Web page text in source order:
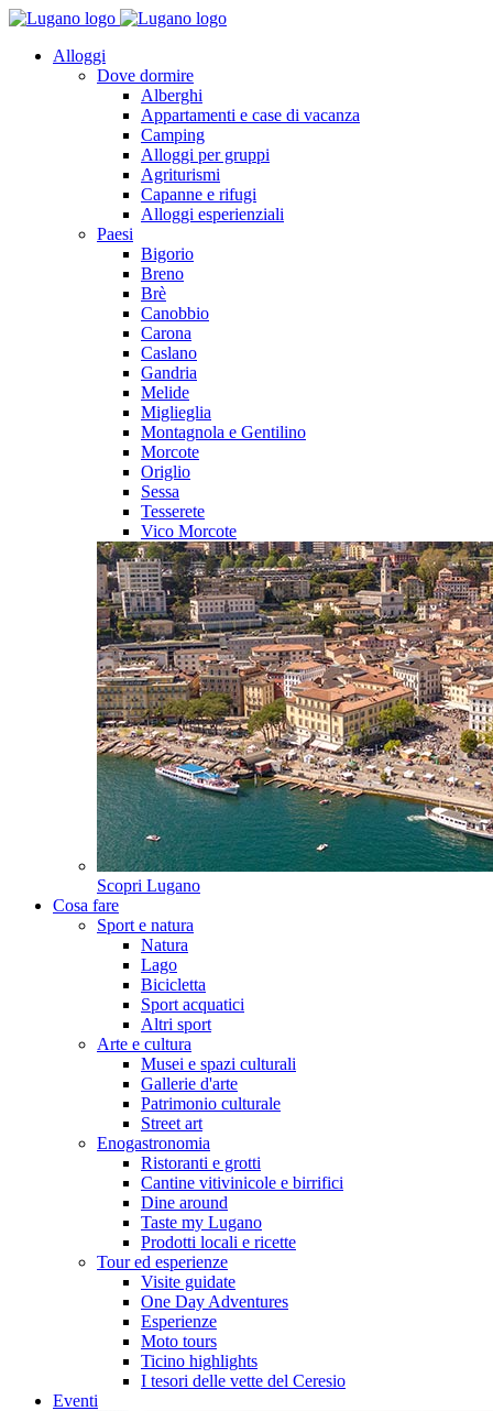
Alloggi
Dove dormire
Alberghi
Appartamenti e case di vacanza
Camping
Alloggi per gruppi
Agriturismi
Capanne e rifugi
Alloggi esperienziali
Paesi
Bigorio
Breno
Brè
Canobbio
Carona
Caslano
Gandria
Melide
Miglieglia
Montagnola e Gentilino
Morcote
Origlio
Sessa
Tesserete
Vico Morcote
Scopri Lugano
Cosa fare
Sport e natura
Natura
Lago
Bicicletta
Sport acquatici
Altri sport
Arte e cultura
Musei e spazi culturali
Gallerie d'arte
Patrimonio culturale
Street art
Enogastronomia
Ristoranti e grotti
Cantine vitivinicole e birrifici
Dine around
Taste my Lugano
Prodotti locali e ricette
Tour ed esperienze
Visite guidate
One Day Adventures
Esperienze
Moto tours
Ticino highlights
I tesori delle vette del Ceresio
Eventi